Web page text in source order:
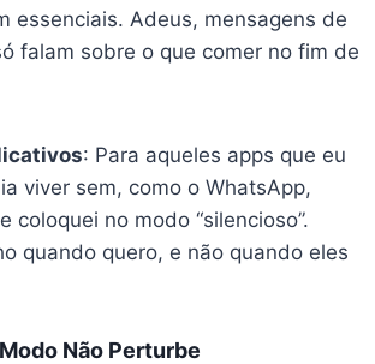
essenciais. Adeus, mensagens de
falam sobre o que comer no fim de
: Para aqueles apps que eu
viver sem, como o WhatsApp,
coloquei no modo “silencioso”.
quando quero, e não quando eles
Não Perturbe